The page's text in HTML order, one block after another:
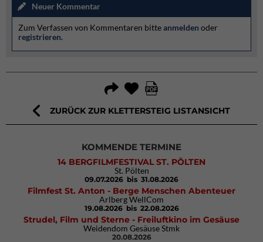
Neuer Kommentar
Zum Verfassen von Kommentaren bitteanmelden oder
registrieren.
ZURÜCK ZUR KLETTERSTEIG LISTANSICHT
KOMMENDE TERMINE
14 BERGFILMFESTIVAL ST. PÖLTEN
St. Pölten
09.07.2026 bis 31.08.2026
Filmfest St. Anton - Berge Menschen Abenteuer
Arlberg WellCom
19.08.2026 bis 22.08.2026
Strudel, Film und Sterne - Freiluftkino im Gesäuse
Weidendom Gesäuse Stmk
20.08.2026